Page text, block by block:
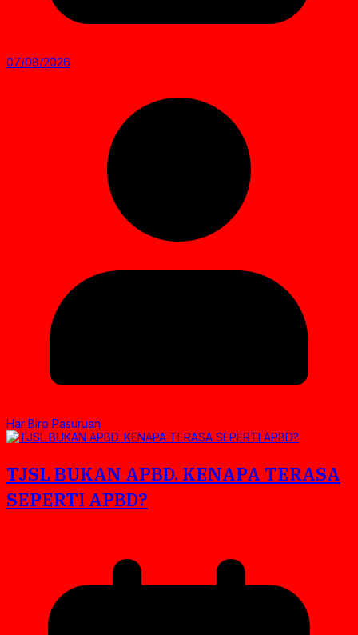
07/08/2026
Har Biro Pasuruan
TJSL BUKAN APBD. KENAPA TERASA
SEPERTI APBD?